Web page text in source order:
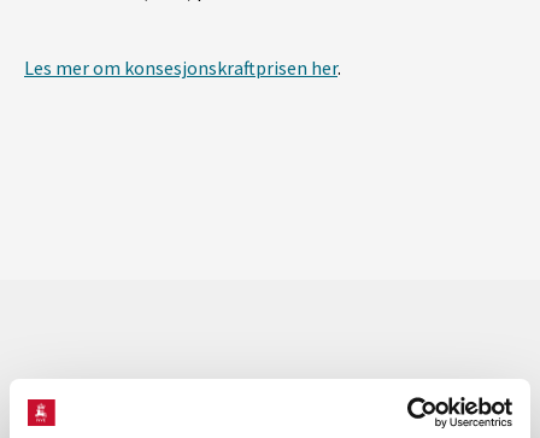
Les mer om konsesjonskraftprisen her.
Les også